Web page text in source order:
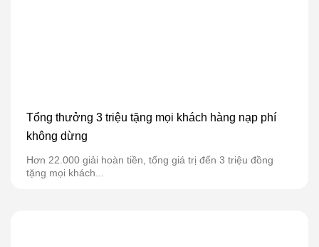
Tổng thưởng 3 triệu tặng mọi khách hàng nạp phí
không dừng
Hơn 22.000 giải hoàn tiền, tổng giá trị đến 3 triệu đồng
tặng mọi khách...